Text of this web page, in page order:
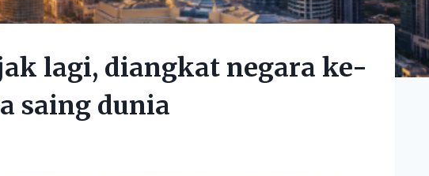
lagi, diangkat negara ke-
saing dunia